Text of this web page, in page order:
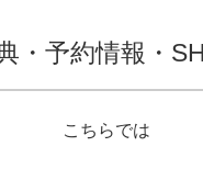
・予約情報・
こちらでは